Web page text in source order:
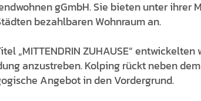
gGmbH. Sie bieten unter ihrer
bezahlbaren Wohnraum an.
„MITTENDRIN ZUHAUSE“
anzustreben. Kolping rückt neben
Angebot in den Vordergrund.